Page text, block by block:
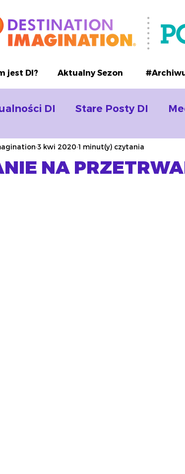
jest DI? Aktualny Sezon
DI Stare Posty DI
NA
3 kwi 2020 1 minut(y) czytania